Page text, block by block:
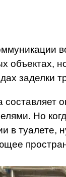
заделки
Но
в туалете,